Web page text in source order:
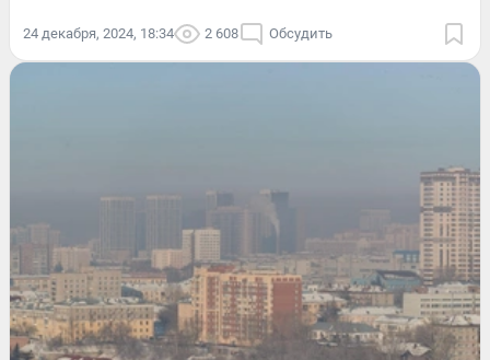
24 декабря, 2024, 18:34 2 608 Обсудить